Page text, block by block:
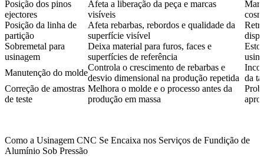
Posição dos pinos
ejectores
Afeta a liberação da peça e marcas
visíveis
Posição da linha de
partição
Afeta rebarbas, rebordos e qualidade da
superfície visível
Sobremetal para
usinagem
Deixa material para furos, faces e
superfícies de referência
Manutenção do molde
Controla o crescimento de rebarbas e
desvio dimensional na produção repetida da
Correção de amostras
de teste
Melhora o molde e o processo antes da
produção em massa
Como a Usinagem CNC Se Encaixa nos Serviços de Fundição de
Alumínio Sob Pressão